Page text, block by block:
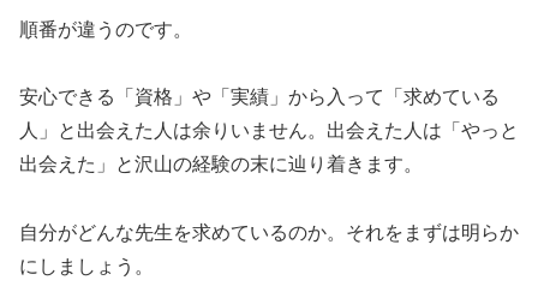
順番が違うのです。
安心できる「資格」や「実績」から入って「求めている
人」と出会えた人は余りいません。出会えた人は「やっと
出会えた」と沢山の経験の末に辿り着きます。
自分がどんな先生を求めているのか。それをまずは明らか
にしましょう。